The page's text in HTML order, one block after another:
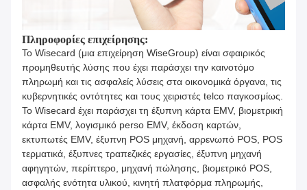
Πληροφορίες επιχείρησης:
Το Wisecard (μια επιχείρηση WiseGroup) είναι σφαιρικός
προμηθευτής λύσης που έχει παράσχει την καινοτόμο
πληρωμή και τις ασφαλείς λύσεις στα οικονομικά όργανα, τις
κυβερνητικές οντότητες και τους χειριστές telco παγκοσμίως.
Το Wisecard έχει παράσχει τη έξυπνη κάρτα EMV, βιομετρική
κάρτα EMV, λογισμικό perso EMV, έκδοση καρτών,
εκτυπωτές EMV, έξυπνη POS μηχανή, αρρενωπό POS, POS
τερματικά, έξυπνες τραπεζικές εργασίες, έξυπνη μηχανή
αφηγητών, περίπτερο, μηχανή πώλησης, βιομετρικό POS,
ασφαλής ενότητα υλικού, κινητή πλατφόρμα πληρωμής,